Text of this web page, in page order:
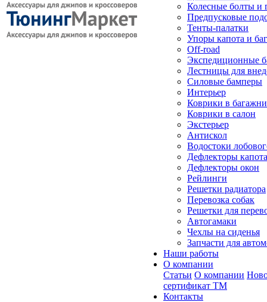
Колесные болты и
Предпусковые
Тенты-палатки
Упоры капота и
Off-road
Экспедиционные
Лестницы для
Силовые бамперы
Интерьер
Коврики в
Коврики в салон
Экстерьер
Антискол
Водостоки
Дефлекторы капота
Дефлекторы окон
Рейлинги
Решетки радиатора
Перевозка собак
Решетки для
Автогамаки
Чехлы на сиденья
Запчасти для
Наши работы
О компании
Статьи О компании
сертификат ТМ
Контакты